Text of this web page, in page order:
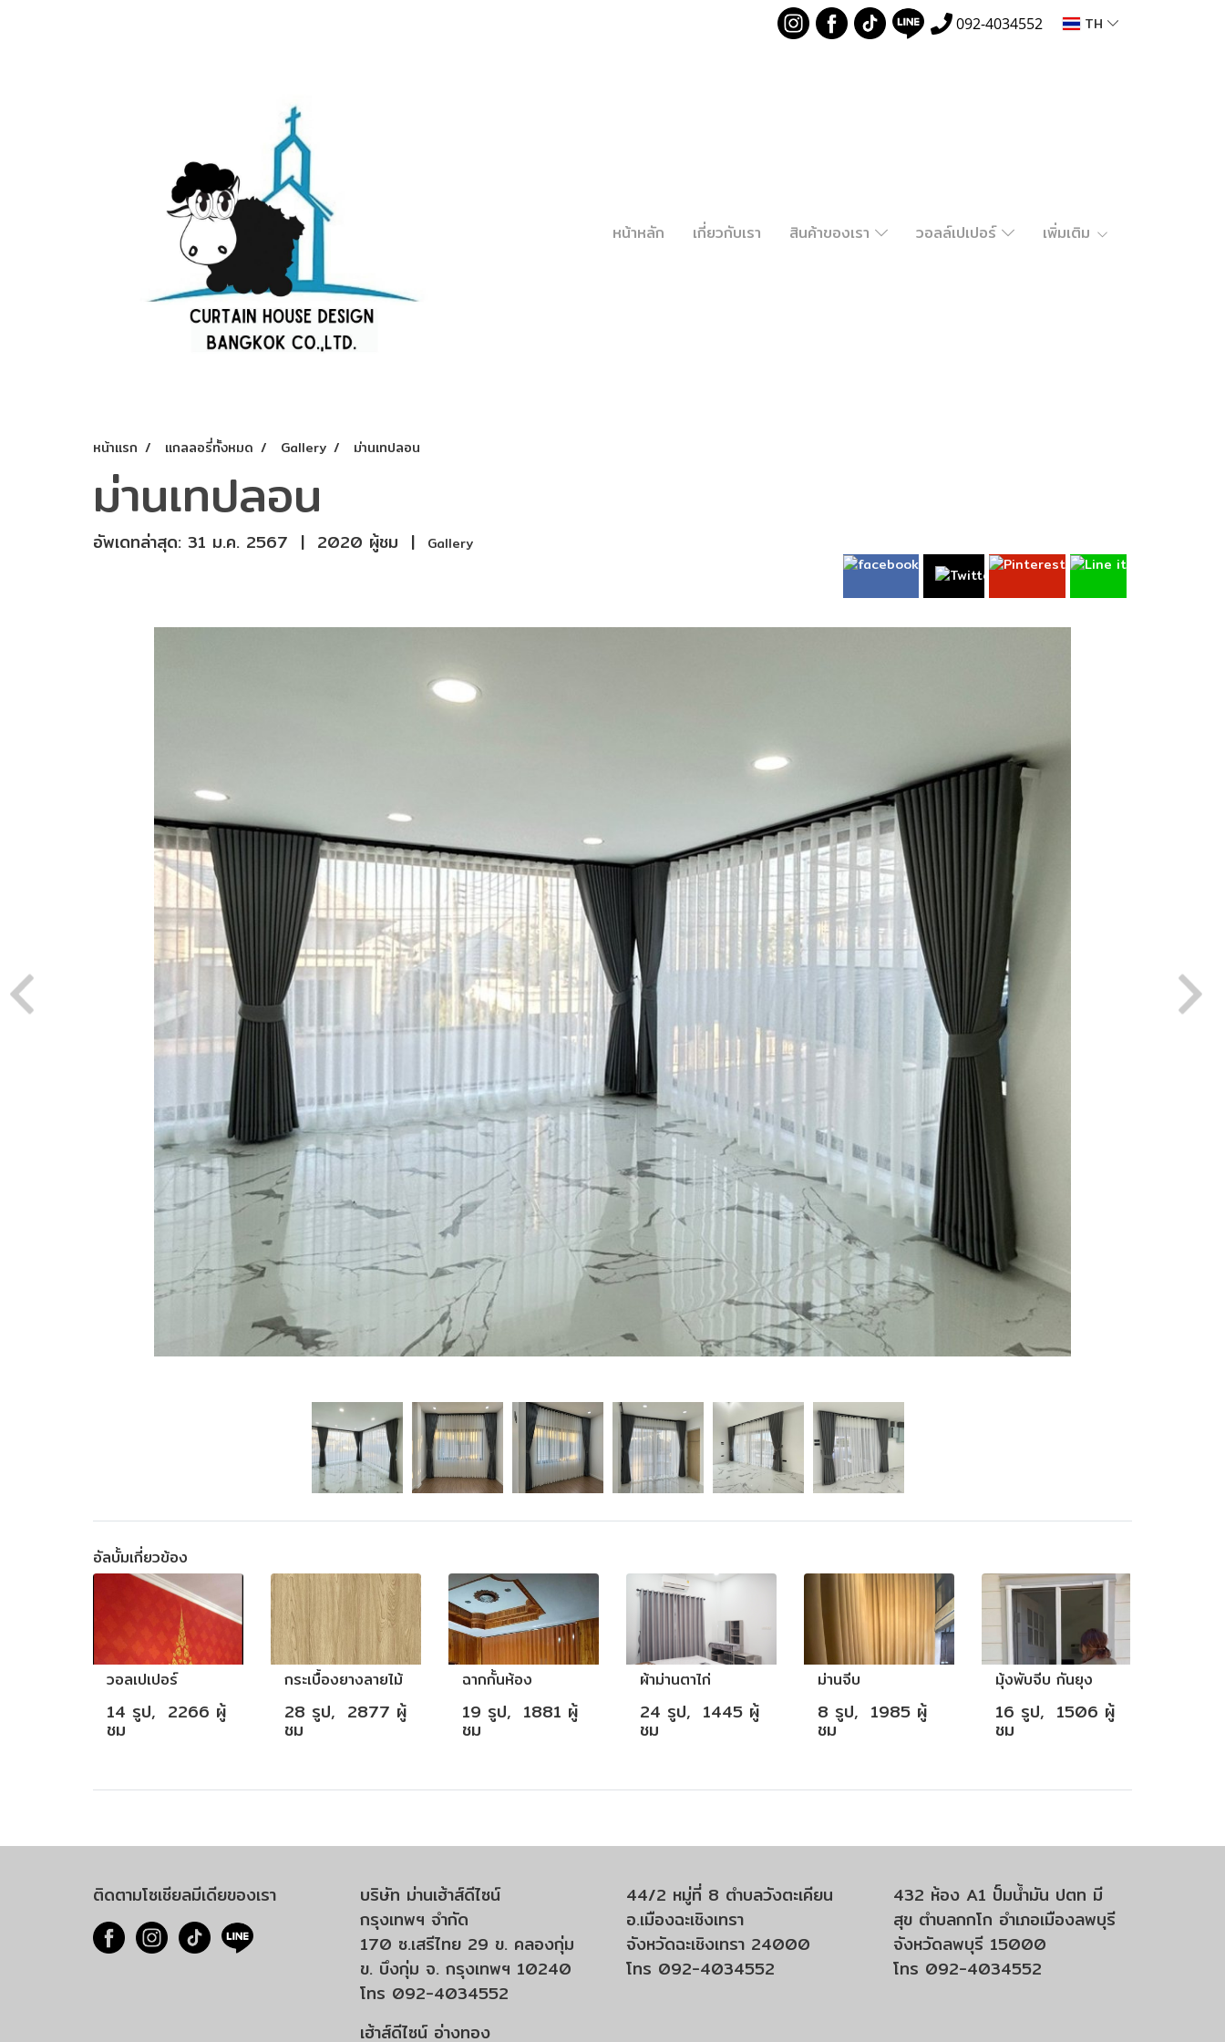
092-4034552 TH
หน้าหลัก เกี่ยวกับเรา สินค้าของเรา วอลล์เปเปอร์ เพิ่มเติม
หน้าแรก แกลลอรี่ทั้งหมด Gallery ม่านเทปลอน
ม่านเทปลอน
อัพเดทล่าสุด: 31 ม.ค. 2567 | 2020 ผู้ชม | Gallery
อัลบั้มเกี่ยวข้อง
วอลเปเปอร์
14 รูป, 2266 ผู้
ชม
กระเบื้อง​ยางลายไม้
28 รูป, 2877 ผู้
ชม
ฉาก​กั้น​ห้อง
19 รูป, 1881 ผู้
ชม
ผ้าม่าน​ตาไก่
24 รูป, 1445 ผู้
ชม
ม่านจีบ
8 รูป, 1985 ผู้
ชม
มุ้งพับจีบ กันยุง
16 รูป, 1506 ผู้
ชม
ติดตามโซเชียลมีเดียของเรา
บริษัท ม่านเฮ้าส์ดีไซน์
กรุงเทพฯ จำกัด
170 ซ.เสรีไทย 29 ข. คลองกุ่ม
ข. บึงกุ่ม จ. กรุงเทพฯ 10240
โทร 092-4034552
เฮ้าส์ดีไซน์ อ่างทอง
44/2 หมู่ที่ 8 ตำบลวังตะเคียน
อ.เมืองฉะเชิงเทรา
จังหวัดฉะเชิงเทรา 24000
โทร 092-4034552
432 ห้อง A1 ปั์มน้ำมัน ปตท มี
สุข ตำบลกกโก อำเภอเมืองลพบุรี
จังหวัดลพบุรี 15000
โทร 092-4034552